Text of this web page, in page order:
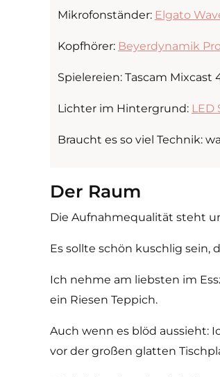
Mikrofonständer: Elgato
Kopfhörer: Beyerdynamik
Spielereien: Tascam
Lichter im Hintergrund: LED
Braucht es so viel Technik:
Der Raum
Die Aufnahmequalität steht
Es sollte schön kuschlig sein,
Ich nehme am liebsten im
ein Riesen Teppich.
Auch wenn es blöd aussieht:
vor der großen glatten